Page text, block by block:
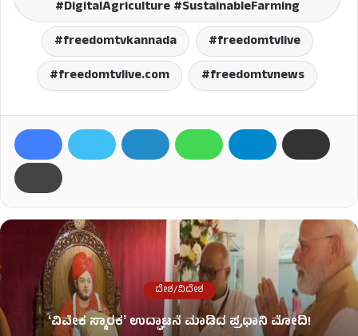
#DigitalAgriculture #SustainableFarming
freedomtvkannada
freedomtvlive
freedomtvlive.com
freedomtvnews
ದೇಶ/ವಿದೇಶ
ʻವಿವೇಕ ಸ್ಮಾರಕʼ ಉದ್ಘಾಟನೆ ಮಾಡಿದ ಪ್ರಧಾನಿ ಮೋದಿ!